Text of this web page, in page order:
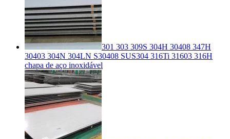
301 303 309S 304H 30408 347H
30403 304N 304LN S30408 SUS304 316Ti 31603 316H
chapa de aço inoxidável